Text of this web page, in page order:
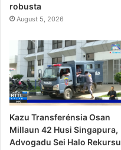
robusta
August 5, 2026
Kazu Transferénsia Osan
Millaun 42 Husi Singapura,
Advogadu Sei Halo Rekursu